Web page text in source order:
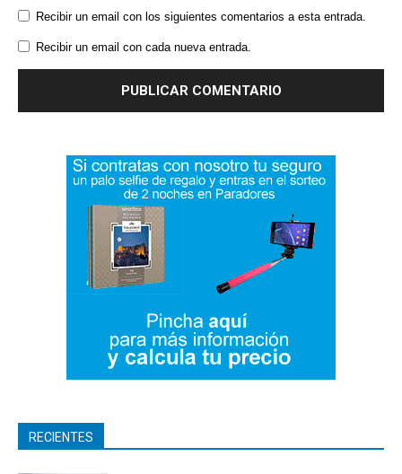
Recibir un email con los siguientes comentarios a esta entrada.
Recibir un email con cada nueva entrada.
RECIENTES